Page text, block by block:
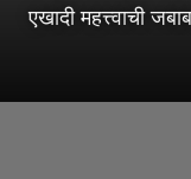
एखादी महत्त्वाची